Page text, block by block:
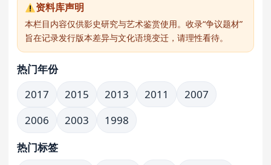
资料库声明
本栏目内容仅供影史研究与艺术鉴赏使用。收录“争议题材”
旨在记录发行版本差异与文化语境变迁，请理性看待。
热门年份
2017
2015 2013 2011
2007
2006
2003
1998
热门标签